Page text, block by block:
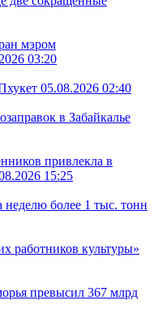
мэром
03:20
05.08.2026 02:40
в Забайкалье
привлекла в
15:25
неделю более 1 тыс. тонн
работников культуры»
превысил 367 млрд